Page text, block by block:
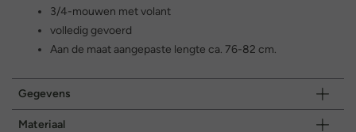
3/4-mouwen met volant
volledig gevoerd
Aan de maat aangepaste lengte ca. 76-82 cm.
Gegevens
Materiaal